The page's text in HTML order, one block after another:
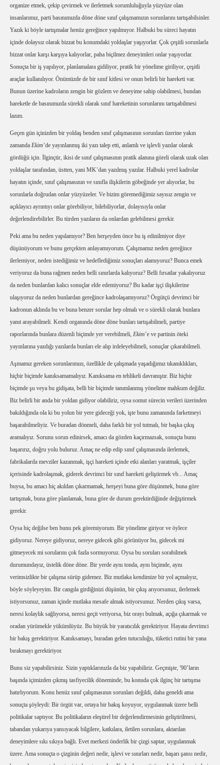
organize etmek, çekip çevirmek ve ilerletmek sorumluluğuyla yüzyüze olan
insanlarımız, parti basınımızda döne döne sınıf çalışmamızın sorunlarını tartışabilsinler.
Yazık ki böyle tartışmalar henüz gereğince yapılmıyor. Halbuki bu süreci hayatın
içinde dolaysız olarak bizzat bu konumdaki yoldaşlar yaşıyorlar. Çok çeşitli sorunlarla
bizzat onlar karşı karşıya kalıyorlar, paha biçilmez deneyimleri onlar yaşıyorlar.
Sonuçta bir iş yapılıyor, planlamalara gidiliyor, pratik bir yönelime giriliyor, çeşitli
araçlar kullanılıyor. Önümüzde de bir sınıf kitlesi ve onun belirli bir hareketi var.
Bunun üzerine kadroların zengin bir gözlem ve deneyime sahip olabilmesi, bundan
hareketle de basınımızda sürekli olarak sınıf hareketinin sorunlarını tartışabilmesi
lazım.
Geçen gün içinizden bir yoldaş benden sınıf çalışmasının sorunları üzerine yakın
zamanda Ekim’de yayınlanmış iki yazı talep etti, anlamlı ve işlevli yazılar olarak
gördüğü için. İlginçtir, ikisi de sınıf çalışmasının pratik alanına göreli olarak uzak olan
yoldaşlar tarafından, üstten, yani MK’dan yazılmış yazılar. Halbuki yerel kadrolar
hayatın içinde, sınıf çalışmasının ve sınıfla ilişkilerin göbeğinde yer alıyorlar, bu
sorunlarla doğrudan onlar yüzyüzeler. Ve bizim göremediğimiz sayısız zengin ve
açıklayıcı ayrıntıyı onlar görebiliyor, bilebiliyorlar, dolayısıyla onlar
değerlendirebilirler. Bu türden yazıların da onlardan gelebilmesi gerekir.
Peki ama bu neden yapılamıyor? Ben herşeyden önce bu iş edinilmiyor diye
düşünüyorum ve bunu gerçekten anlayamıyorum. Çalışmamız neden gereğince
ilerlemiyor, neden istediğimiz ve hedeflediğimiz sonuçları alamıyoruz? Bunca emek
veriyoruz da buna rağmen neden belli sınırlarda kalıyoruz? Belli fırsatlar yakalıyoruz
da neden bunlardan kalıcı sonuçlar elde edemiyoruz? Bu kadar işçi ilişkilerine
ulaşıyoruz da neden bunlardan gereğince kadrolaşamıyoruz? Örgütçü devrimci bir
kadronun aklında bu ve buna benzer sorular hep olmalı ve o sürekli olarak bunlara
yanıt arayabilmeli. Kendi organında döne döne bunları tartışabilmeli, partiye
raporlarında bunlara düzenli biçimde yer verebilmeli, Ekim’e ve partinin öteki
yayınlarına yazdığı yazılarda bunları ele alıp irdeleyebilmeli, sonuçlar çıkarabilmeli.
Aşmamız gereken sorunlarımızı, özellikle de çalışmada yaşadığımız tıkanıklıkları,
hiçbir biçimde kanıksamamalıyız. Kanıksama en tehlikeli davranıştır. Biz hiçbir
biçimde şu veya bu gidişata, belli bir biçimde tanımlanmış yönelime mahkum değiliz.
Biz belirli bir anda bir yoldan gidiyor olabiliriz, oysa somut sürecin verileri üzerinden
bakıldığında ola ki bu yolun bir yere gideceği yok, işte bunu zamanında farketmeyi
başarabilmeliyiz. Ve buradan dönmeli, daha farklı bir yol tutmalı, bir başka çıkış
aramalıyız. Sorunu sorun edinirsek, amacı da gözden kaçırmazsak, sonuçta bunu
başarırız, doğru yolu buluruz. Amaç ne edip edip sınıf çalışmasında ilerlemek,
fabrikalarda mevziler kazanmak, işçi hareketi içinde etki alanları yaratmak, işçiler
içerisinde kadrolaşmak, giderek devrimci bir sınıf hareketi geliştirmek vb... Amaç
buysa, bu amacı hiç akıldan çıkarmamak, herşeyi buna göre düşünmek, buna göre
tartışmak, buna göre planlamak, buna göre de durum gerektirdiğinde değiştirmek
gerekir.
Oysa hiç değilse ben bunu pek göremiyorum. Bir yönelime giriyor ve öylece
gidiyoruz. Nereye gidiyoruz, nereye gidecek gibi görünüyor bu, gidecek mi
gitmeyecek mi sorularını çok fazla sormuyoruz. Oysa bu soruları sorabilmek
durumundayız, üstelik döne döne. Bir yerde aynı tonda, aynı biçimde, aynı
verimsizlikte bir çalışma sürüp gidemez. Biz mutlaka kendimize bir yol açmalıyız,
böyle söyleyeyim. Bir cangıla girdiğinizi düşünün, bir çıkış arıyorsunuz, ilerlemek
istiyorsunuz, zaman içinde mutlaka mesafe almak istiyorsunuz. Nerden çıkış varsa,
neresi kolaylık sağlıyorsa, neresi geçit veriyorsa, biz orayı bulmak, açığa çıkarmak ve
oradan yürümekle yükümlüyüz. Bu büyük bir yaratıcılık gerektiriyor. Hayata devrimci
bir bakış gerektiriyor. Kanıksamayı, buradan gelen tutuculuğu, tüketici rutini bir yana
bırakmayı gerektiriyor.
Bunu siz yapabilirsiniz. Sizin yaptıklarınızla da biz yapabiliriz. Geçmişte, '90’ların
başında içimizden çıkmış tasfiyecilik döneminde, bu konuda çok ilginç bir tartışma
hatırlıyorum. Konu henüz sınıf çalışmasının sorunları değildi, daha geneldi ama
sonuçta şöyleydi: Bir örgüt var, ortaya bir bakış koyuyor, uygulanmak üzere belli
politikalar saptıyor. Bu politikaların eleştirel bir değerlendirmesinin geliştirilmesi,
tabandan yukarıya yansıyacak bilgilere, katkılara, iletilen sorunlara, aktarılan
deneyimlere sıkı sıkıya bağlı. Evet merkezi önderlik bir çizgi saptar, uygulanmak
üzere. Ama sonuçta o çizginin değeri nedir, işlevi ve sınırları nedir, başarı şansı nedir,